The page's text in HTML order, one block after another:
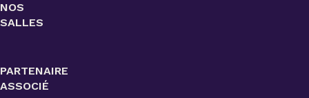
NOS
SALLES
PARTENAIRE
ASSOCIÉ